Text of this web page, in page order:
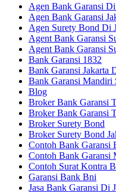
Agen Bank Garansi Di
Agen Bank Garansi
Agen Surety Bond Di
Agent Bank Garansi
Agent Bank Garansi
Bank Garansi 1832
Bank Garansi Jakarta
Bank Garansi Mandiri
Blog
Broker Bank Garansi
Broker Bank Garansi
Broker Surety Bond
Broker Surety Bond
Contoh Bank Garansi
Contoh Bank Garansi
Contoh Surat Kontra
Garansi Bank Bni
Jasa Bank Garansi Di